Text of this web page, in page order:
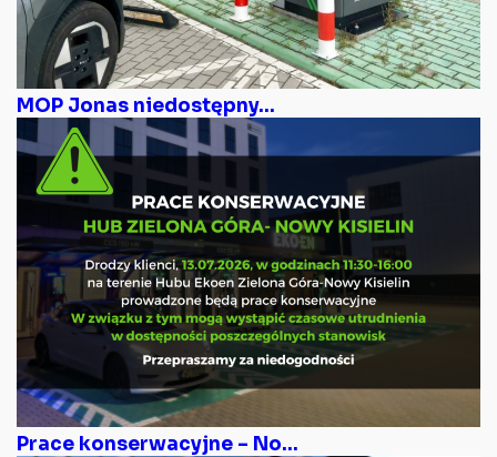
MOP Jonas niedostępny...
Prace konserwacyjne – No...